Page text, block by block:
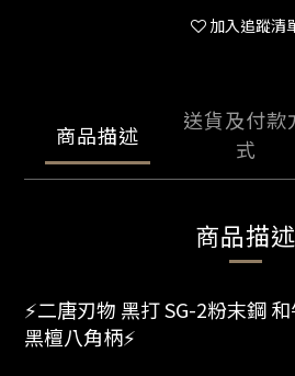
加入追蹤清
商品描述
送貨及付款
式
商品描述
⚡️二唐刃物 黑打 SG-2粉末鋼
黑檀八角柄⚡